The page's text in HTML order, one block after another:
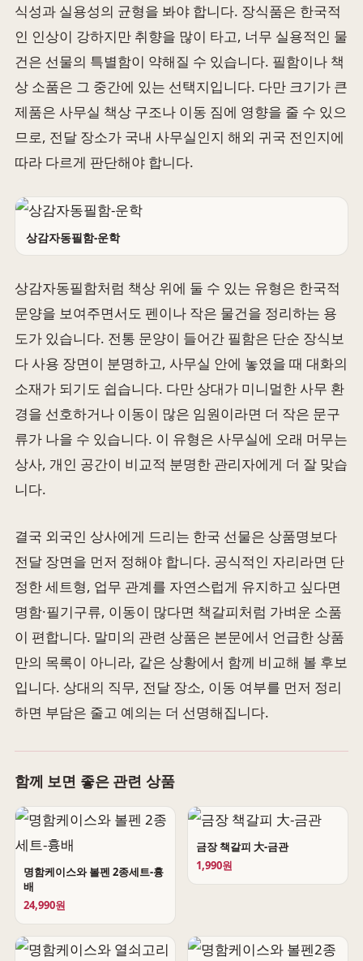
식성과 실용성의 균형을 봐야 합니다. 장식품은 한국적
인 인상이 강하지만 취향을 많이 타고, 너무 실용적인 물
건은 선물의 특별함이 약해질 수 있습니다. 필함이나 책
상 소품은 그 중간에 있는 선택지입니다. 다만 크기가 큰
제품은 사무실 책상 구조나 이동 짐에 영향을 줄 수 있으
므로, 전달 장소가 국내 사무실인지 해외 귀국 전인지에
따라 다르게 판단해야 합니다.
상감자동필함-운학
상감자동필함처럼 책상 위에 둘 수 있는 유형은 한국적
문양을 보여주면서도 펜이나 작은 물건을 정리하는 용
도가 있습니다. 전통 문양이 들어간 필함은 단순 장식보
다 사용 장면이 분명하고, 사무실 안에 놓였을 때 대화의
소재가 되기도 쉽습니다. 다만 상대가 미니멀한 사무 환
경을 선호하거나 이동이 많은 임원이라면 더 작은 문구
류가 나을 수 있습니다. 이 유형은 사무실에 오래 머무는
상사, 개인 공간이 비교적 분명한 관리자에게 더 잘 맞습
니다.
결국 외국인 상사에게 드리는 한국 선물은 상품명보다
전달 장면을 먼저 정해야 합니다. 공식적인 자리라면 단
정한 세트형, 업무 관계를 자연스럽게 유지하고 싶다면
명함·필기구류, 이동이 많다면 책갈피처럼 가벼운 소품
이 편합니다. 말미의 관련 상품은 본문에서 언급한 상품
만의 목록이 아니라, 같은 상황에서 함께 비교해 볼 후보
입니다. 상대의 직무, 전달 장소, 이동 여부를 먼저 정리
하면 부담은 줄고 예의는 더 선명해집니다.
함께 보면 좋은 관련 상품
명함케이스와 볼펜 2종세트-흉
배
24,990원
금장 책갈피 大-금관
1,990원